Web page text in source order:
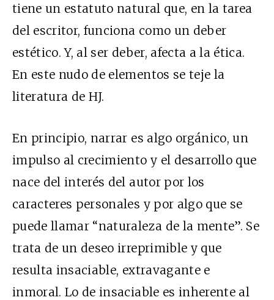
tiene un estatuto natural que, en la tarea
del escritor, funciona como un deber
estético. Y, al ser deber, afecta a la ética.
En este nudo de elementos se teje la
literatura de HJ.
En principio, narrar es algo orgánico, un
impulso al crecimiento y el desarrollo que
nace del interés del autor por los
caracteres personales y por algo que se
puede llamar “naturaleza de la mente”. Se
trata de un deseo irreprimible y que
resulta insaciable, extravagante e
inmoral. Lo de insaciable es inherente al